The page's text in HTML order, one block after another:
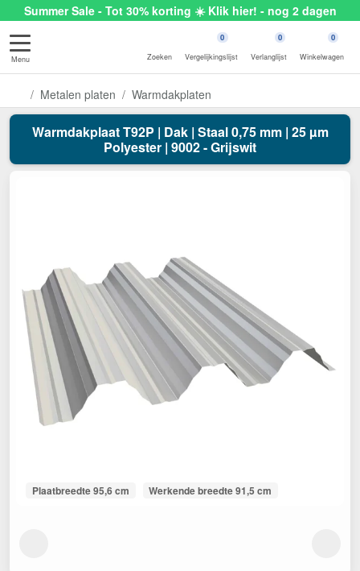
Summer Sale - Tot 30% korting ☀️ Klik hier! - nog 2 dagen
Menu Zoeken
0
Vergelijkingslijst
0
Verlanglijst
0
Winkelwagen
Metalen platen Warmdakplaten
Warmdakplaat T92P | Dak | Staal 0,75 mm | 25 µm
Polyester | 9002 - Grijswit
Plaatbreedte 95,6 cm Werkende breedte 91,5 cm